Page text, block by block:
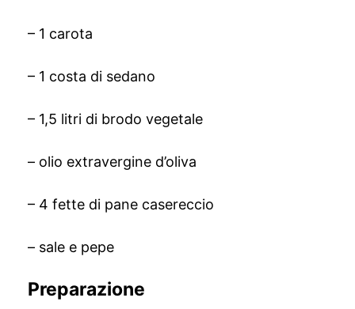
– 1 carota
– 1 costa di sedano
– 1,5 litri di brodo vegetale
– olio extravergine d’oliva
– 4 fette di pane casereccio
– sale e pepe
Preparazione